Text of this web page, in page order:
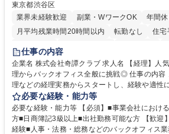
東京都渋谷区
業界未経験歓迎
副業・WワークOK
年間
月平均残業時間20時間以内
転勤なし 住宅
退職金あり
仕事の内容
企業名 株式会社奇譚クラブ 求人名 【経理】人気カプセルトイメーカー/経
理からバックオフィス全般に挑戦◎ 仕事の内容 まずは仕訳入力や日常経
理などの経理実務からスタートし、経験や適性
など管理部門全般の業務にも携わっていただき
め、管理部門責任者のもとで幅広い実務経験を 積みながら、バックオフィ
ス全般の知識・経験を身につけられるポジショ
計ソフト（弥生会計）への仕訳入力■請求書の処
必要な経験・能力等
必要な経験・能力等 【必須】■事業会社におけ
方■日商簿記3級以上■出社勤務可能な方 【歓迎
経験■人事・法務・総務などのバックオフィス業務経験 【求め